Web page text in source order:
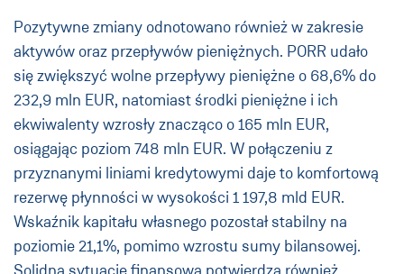
Pozytywne zmiany odnotowano również w zakresie
aktywów oraz przepływów pieniężnych. PORR udało
się zwiększyć wolne przepływy pieniężne o 68,6% do
232,9 mln EUR, natomiast środki pieniężne i ich
ekwiwalenty wzrosły znacząco o 165 mln EUR,
osiągając poziom 748 mln EUR. W połączeniu z
przyznanymi liniami kredytowymi daje to komfortową
rezerwę płynności w wysokości 1 197,8 mld EUR.
Wskaźnik kapitału własnego pozostał stabilny na
poziomie 21,1%, pomimo wzrostu sumy bilansowej.